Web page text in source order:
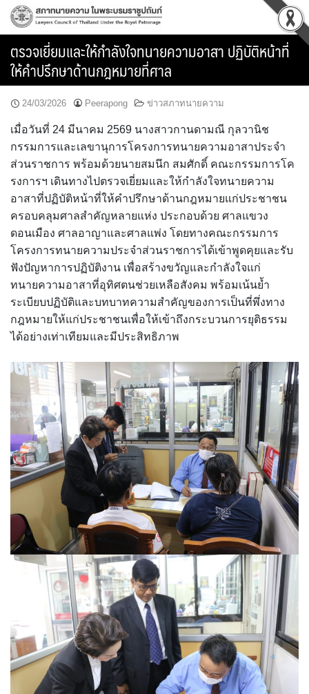
Skip
ตรวจเยี่ยมและให้กำลังใจทนายความอาสา ปฏิบัติหน้าที่
ให้คำปรึกษาด้านกฎหมายที่ศาล
24/03/2026 Peerapong ข่าวสภาทนายความ
เมื่อวันที่ 24 มีนาคม 2569 นางสาวกานดามณี กุลวานิช
กรรมการและเลขานุการโครงการทนายความอาสาประจำ
ส่วนราชการ พร้อมด้วยนายสมนึก สมศักดิ์ คณะกรรมการโค
รงการฯ เดินทางไปตรวจเยี่ยมและให้กำลังใจทนายความ
อาสาที่ปฏิบัติหน้าที่ให้คำปรึกษาด้านกฎหมายแก่ประชาชน
ครอบคลุมศาลสำคัญหลายแห่ง ประกอบด้วย ศาลแขวง
ดอนเมือง ศาลอาญาและศาลแพ่ง โดยทางคณะกรรมการ
โครงการทนายความประจำส่วนราชการได้เข้าพูดคุยและรับ
ฟังปัญหาการปฏิบัติงาน เพื่อสร้างขวัญและกำลังใจแก่
ทนายความอาสาที่อุทิศตนช่วยเหลือสังคม พร้อมเน้นย้ำ
ระเบียบปฏิบัติและบทบาทความสำคัญของการเป็นที่พึ่งทาง
กฎหมายให้แก่ประชาชนเพื่อให้เข้าถึงกระบวนการยุติธรรม
ได้อย่างเท่าเทียมและมีประสิทธิภาพ